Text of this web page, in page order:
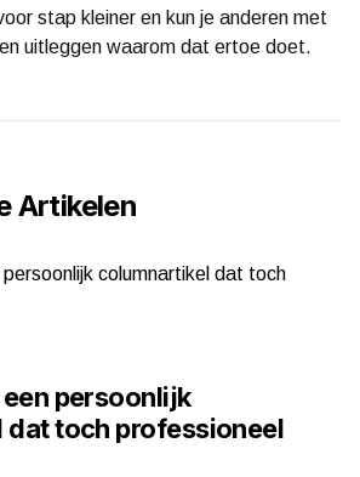
stap kleiner en kun je anderen met
uitleggen waarom dat ertoe doet.
Artikelen
persoonlijk
toch professioneel